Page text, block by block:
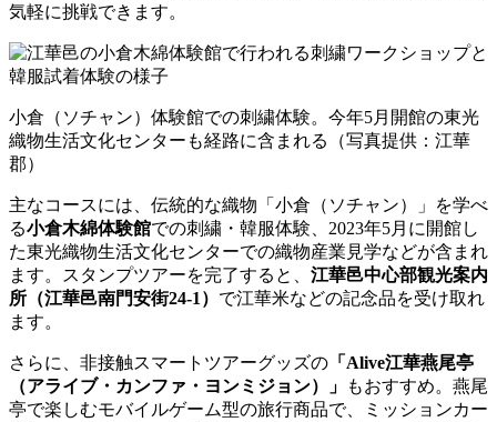
気軽に挑戦できます。
小倉（ソチャン）体験館での刺繍体験。今年5月開館の東光
織物生活文化センターも経路に含まれる（写真提供：江華
郡）
主なコースには、伝統的な織物「小倉（ソチャン）」を学べ
る小倉木綿体験館での刺繍・韓服体験、2023年5月に開館し
た東光織物生活文化センターでの織物産業見学などが含まれ
ます。スタンプツアーを完了すると、 江華邑中心部観光案内
所（江華邑南門安街24-1） で江華米などの記念品を受け取れ
ます。
さらに、非接触スマートツアーグッズの 「Alive江華燕尾亭
（アライブ・カンファ・ヨンミジョン）」
もおすすめ。燕尾
亭で楽しむモバイルゲーム型の旅行商品で、ミッションカー